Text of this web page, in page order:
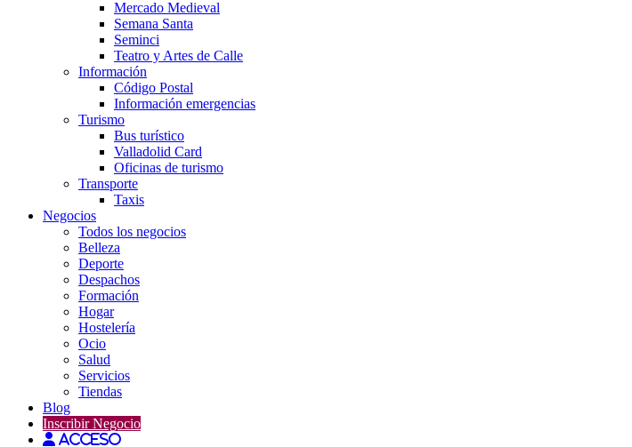
Mercado Medieval
Semana Santa
Seminci
Teatro y Artes de Calle
Información
Código Postal
Información emergencias
Turismo
Bus turístico
Valladolid Card
Oficinas de turismo
Transporte
Taxis
Negocios
Todos los negocios
Belleza
Deporte
Despachos
Formación
Hogar
Hostelería
Ocio
Salud
Servicios
Tiendas
Blog
Inscribir Negocio
Acceso